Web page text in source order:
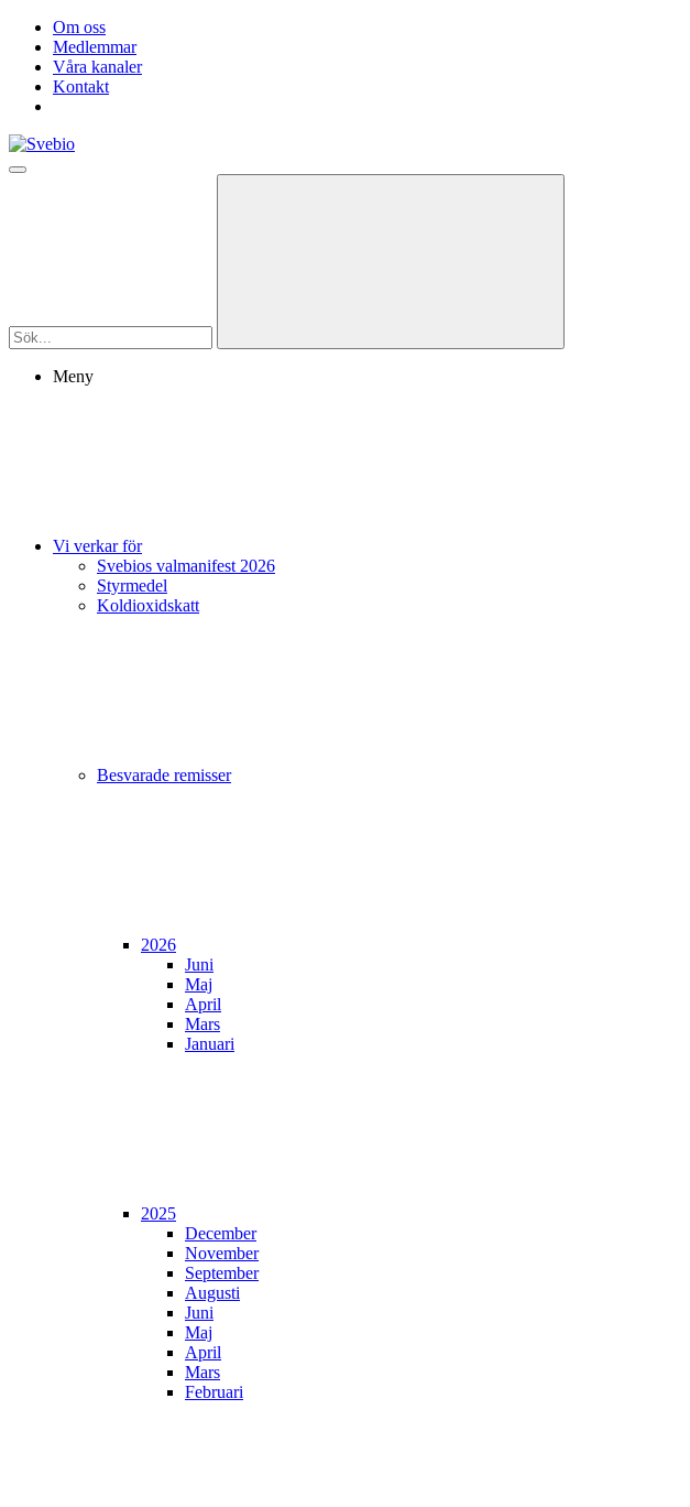
Om oss
Medlemmar
Våra kanaler
Kontakt
Meny
Vi verkar för
Svebios valmanifest 2026
Styrmedel
Koldioxidskatt
Besvarade remisser
2026
Juni
Maj
April
Mars
Januari
2025
December
November
September
Augusti
Juni
Maj
April
Mars
Februari